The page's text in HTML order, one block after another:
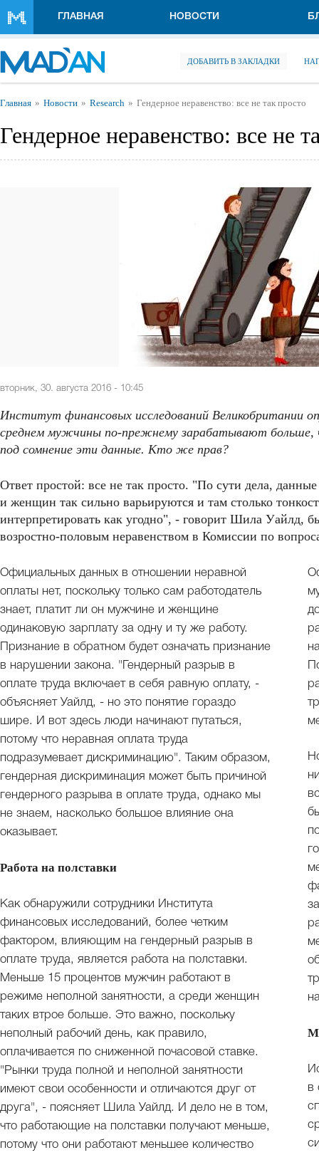
ГЛАВНАЯ НОВОСТИ
ДОБАВИТЬ В ЗАКЛАДКИ
Вы здесь
Главная Новости Research Гендерное неравенство: все не так просто
Гендерное неравенство: все не
вторник, 30. августа 2016 - 10:45
Институт финансовых исследований Великобритании
среднем мужчины по-прежнему зарабатывают
под сомнение эти данные. Кто же прав?
Ответ простой: все не так просто. "По сути дела,
и женщин так сильно варьируются и там столько
интерпретировать как угодно", - говорит Шила Уайлд,
возростно-половым неравенством в Комиссии по
Официальных данных в отношении неравной
оплаты нет, поскольку только сам работодатель
знает, платит ли он мужчине и женщине
одинаковую зарплату за одну и ту же работу.
Признание в обратном будет означать признание
в нарушении закона. "Гендерный разрыв в
оплате труда включает в себя равную оплату, -
объясняет Уайлд, - но это понятие гораздо
шире. И вот здесь люди начинают путаться,
потому что неравная оплата труда
подразумевает дискриминацию". Таким образом,
гендерная дискриминация может быть причиной
гендерного разрыва в оплате труда, однако мы
не знаем, насколько большое влияние она
оказывает.
Работа на полставки
Как обнаружили сотрудники Института
финансовых исследований, более четким
фактором, влияющим на гендерный разрыв в
оплате труда, является работа на полставки.
Меньше 15 процентов мужчин работают в
режиме неполной занятности, а среди женщин
таких втрое больше. Это важно, поскольку
неполный рабочий день, как правило,
оплачивается по сниженной почасовой ставке.
"Рынки труда полной и неполной занятности
имеют свои особенности и отличаются друг от
друга", - поясняет Шила Уайлд. И дело не в том,
что работающие на полставки получают меньше,
потому что они работают меньшее количество
в